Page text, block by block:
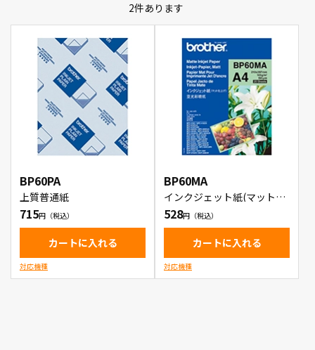
2件あります
BP60PA
上質普通紙
715
カートに入れる
対応機種
BP60MA
インクジェット紙(マット仕
上げ)
528
カートに入れる
対応機種